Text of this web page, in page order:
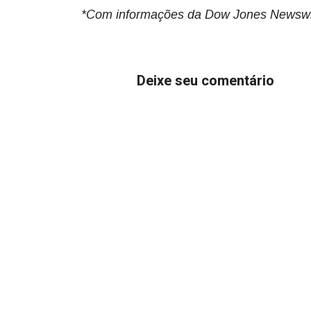
*Com informações da Dow Jones
Deixe seu comentário